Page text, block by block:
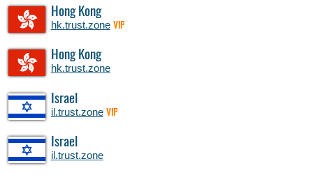
Hong Kong
hk.trust.zone VIP
Hong Kong
hk.trust.zone
Israel
il.trust.zone VIP
Israel
il.trust.zone